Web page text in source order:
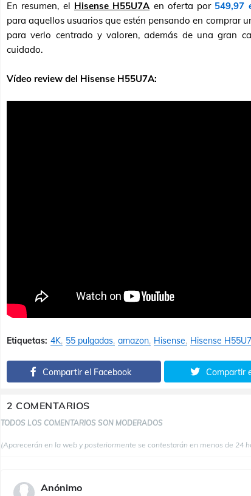
En resumen, el Hisense H55U7A en oferta por 549,97
para aquellos usuarios que estén pensando en comprar
para verlo centrado y valoren, además de una gran
cuidado.
Vídeo review del Hisense H55U7A:
Etiquetas: 4K 55 pulgadas amazon Hisense Hisense
Compartir el Facebook Compartir
2 COMENTARIOS
TODOS LOS COMENTARIOS SON MODERADOS
(Aparecerán en la web y posteriormente se contestarán en menos de 24
Anónimo